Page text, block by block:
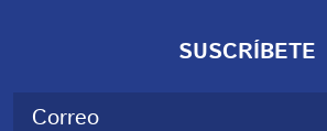
SUSCRÍBETE